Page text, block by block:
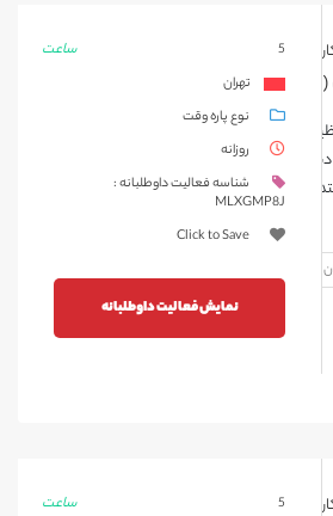
و دستیاران
1403)
- بيرون آوردن دندان - درمان ريشه -
اطفال و درمان هاي مربوط به لثه (
)- اعمال دندانپزشكي تحت بيهوشي
ساعت
5
تهران
نوع پاره وقت
روزانه
شناسه فعالیت داوطلبانه :
MLXGMP8J
Click to Save
نمایش فعالیت داوطلبانه
و دستیاران ساعت 5